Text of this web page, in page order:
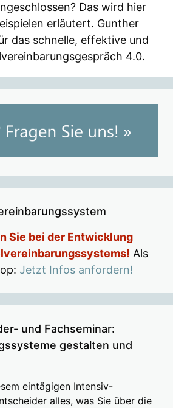
Das wird hier
erläutert. Gunther
das schnelle, effektive und
4.0.
Sie bei der Entwicklung
Als
Jetzt Infos anfordern!
und Fachseminar:
gestalten und
eintägigen Intensiv-
alles, was Sie über die